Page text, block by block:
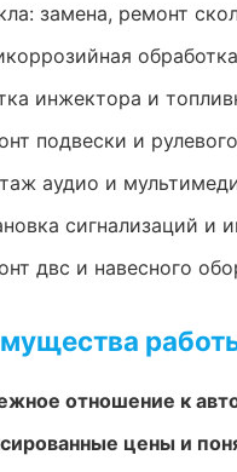
замена, ремонт
инжектора и
подвески и
аудио и
сигнализаций и
двс и навесного
отношение к
цены и